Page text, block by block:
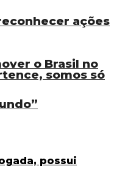
somos só
ações
o Brasil no